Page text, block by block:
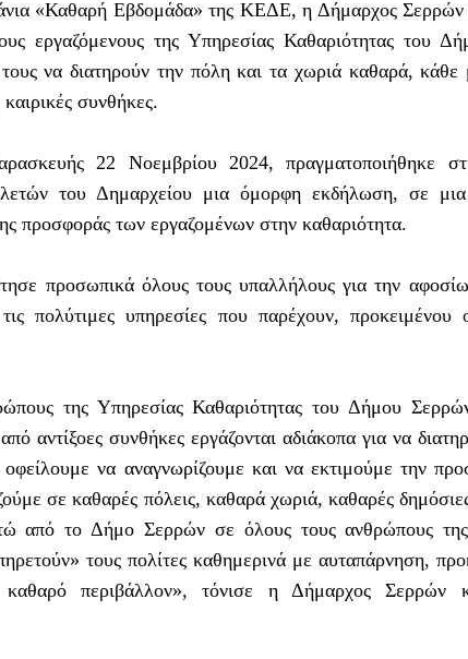
«Καθαρή Εβδομάδα» της ΚΕΔΕ, η Δήμαρχος
εργαζόμενους της Υπηρεσίας Καθαριότητας του
να διατηρούν την πόλη και τα χωριά καθαρά,
συνθήκες.
22 Νοεμβρίου 2024, πραγματοποιήθηκε
του Δημαρχείου μια όμορφη εκδήλωση, σε
προσφοράς των εργαζομένων στην καθαριότητα.
προσωπικά όλους τους υπαλλήλους για την
πολύτιμες υπηρεσίες που παρέχουν,
της Υπηρεσίας Καθαριότητας του Δήμου
αντίξοες συνθήκες εργάζονται αδιάκοπα για να
να αναγνωρίζουμε και να εκτιμούμε την
σε καθαρές πόλεις, καθαρά χωριά, καθαρές
από το Δήμο Σερρών σε όλους τους ανθρώπους
τους πολίτες καθημερινά με αυταπάρνηση,
καθαρό περιβάλλον», τόνισε η Δήμαρχος Σερρών